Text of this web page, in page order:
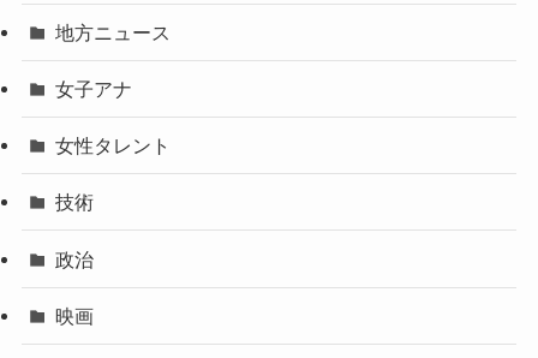
地方ニュース
女子アナ
女性タレント
技術
政治
映画